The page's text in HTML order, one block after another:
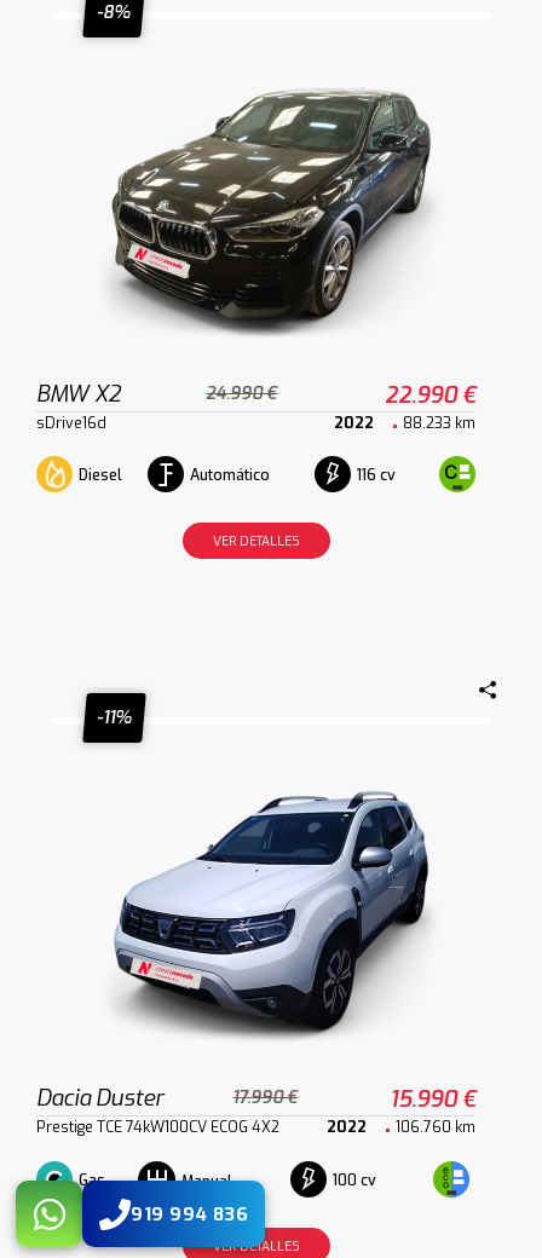
-8%
BMW X2 24.990 € 22.990 €
sDrive16d 2022 88.233 km
Diesel Automático 116 cv
VER DETALLES
-11%
Dacia Duster 17.990 € 15.990 €
Prestige TCE 74kW100CV ECOG 4X2 2022 106.760 km
Gas Manual 100 cv
VER DETALLES
919 994 836